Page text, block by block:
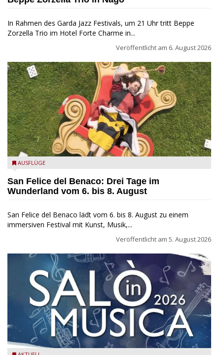
In Rahmen des Garda Jazz Festivals, um 21 Uhr tritt Beppe
Zorzella Trio im Hotel Forte Charme in...
Veröffentlicht am 6. August 2026
San Felice del Benaco: Drei Tage im Wunderland
AUSFLÜGE
San Felice del Benaco: Drei Tage im
Wunderland vom 6. bis 8. August
San Felice del Benaco lädt vom 6. bis 8. August zu einem
immersiven Festival mit Kunst, Musik,...
Veröffentlicht am 5. August 2026